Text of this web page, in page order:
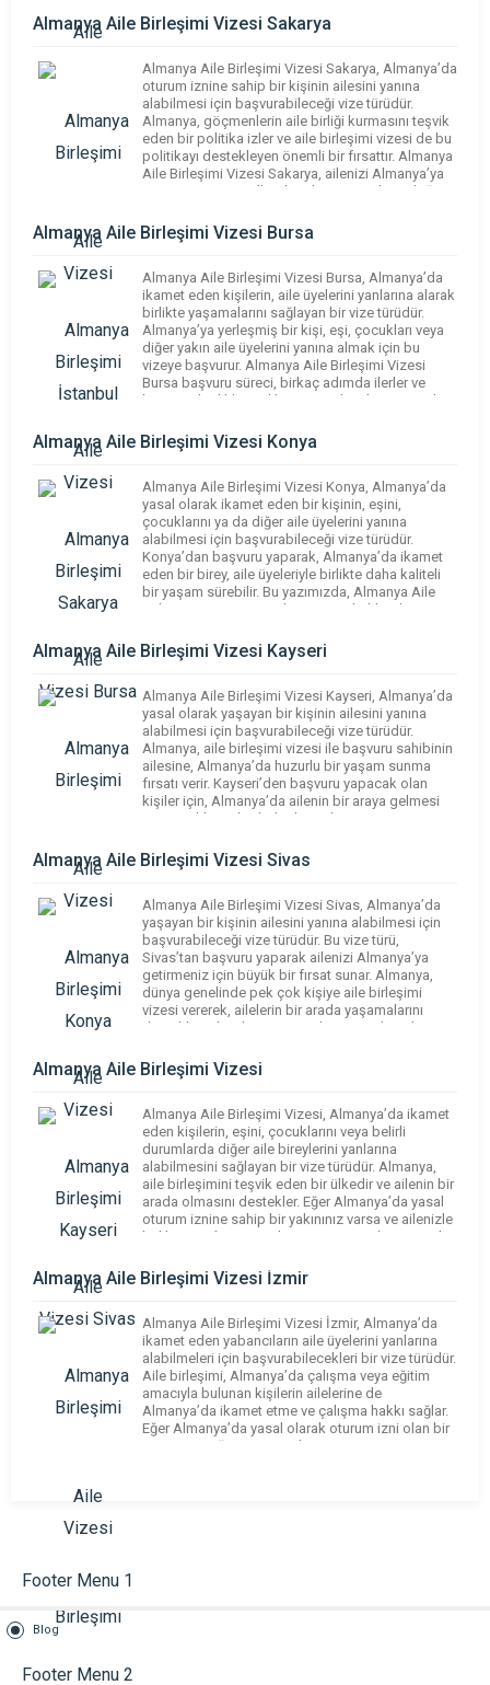
aracılığıyla yapılmaktadır. Aile […]
Almanya Aile Birleşimi Vizesi Sakarya
Almanya Aile Birleşimi Vizesi Sakarya, Almanya’da
oturum iznine sahip bir kişinin ailesini yanına
alabilmesi için başvurabileceği vize türüdür.
Almanya, göçmenlerin aile birliği kurmasını teşvik
eden bir politika izler ve aile birleşimi vizesi de bu
politikayı destekleyen önemli bir fırsattır. Almanya
Aile Birleşimi Vizesi Sakarya, ailenizi Almanya’ya
getirme sürecinin ilk adımıdır. Başvuruların doğru
Almanya Aile Birleşimi Vizesi Bursa
Almanya Aile Birleşimi Vizesi Bursa, Almanya’da
ikamet eden kişilerin, aile üyelerini yanlarına alarak
birlikte yaşamalarını sağlayan bir vize türüdür.
Almanya’ya yerleşmiş bir kişi, eşi, çocukları veya
diğer yakın aile üyelerini yanına almak için bu
vizeye başvurur. Almanya Aile Birleşimi Vizesi
Bursa başvuru süreci, birkaç adımda ilerler ve
başvuruda dikkat edilmesi gereken bazı önemli
Almanya Aile Birleşimi Vizesi Konya
Almanya Aile Birleşimi Vizesi Konya, Almanya’da
yasal olarak ikamet eden bir kişinin, eşini,
çocuklarını ya da diğer aile üyelerini yanına
alabilmesi için başvurabileceği vize türüdür.
Konya’dan başvuru yaparak, Almanya’da ikamet
eden bir birey, aile üyeleriyle birlikte daha kaliteli
bir yaşam sürebilir. Bu yazımızda, Almanya Aile
Birleşimi Vizesi Konya başvurusu hakkında
Almanya Aile Birleşimi Vizesi Kayseri
Almanya Aile Birleşimi Vizesi Kayseri, Almanya’da
yasal olarak yaşayan bir kişinin ailesini yanına
alabilmesi için başvurabileceği vize türüdür.
Almanya, aile birleşimi vizesi ile başvuru sahibinin
ailesine, Almanya’da huzurlu bir yaşam sunma
fırsatı verir. Kayseri’den başvuru yapacak olan
kişiler için, Almanya’da ailenin bir araya gelmesi
için gerekli şartlar, belgeler ve başvuru süreci
Almanya Aile Birleşimi Vizesi Sivas
Almanya Aile Birleşimi Vizesi Sivas, Almanya’da
yaşayan bir kişinin ailesini yanına alabilmesi için
başvurabileceği vize türüdür. Bu vize türü,
Sivas’tan başvuru yaparak ailenizi Almanya’ya
getirmeniz için büyük bir fırsat sunar. Almanya,
dünya genelinde pek çok kişiye aile birleşimi
vizesi vererek, ailelerin bir arada yaşamalarını
desteklemektedir. Bu yazı, Almanya Aile Birleşimi
Almanya Aile Birleşimi Vizesi
Almanya Aile Birleşimi Vizesi, Almanya’da ikamet
eden kişilerin, eşini, çocuklarını veya belirli
durumlarda diğer aile bireylerini yanlarına
alabilmesini sağlayan bir vize türüdür. Almanya,
aile birleşimini teşvik eden bir ülkedir ve ailenin bir
arada olmasını destekler. Eğer Almanya’da yasal
oturum iznine sahip bir yakınınız varsa ve ailenizle
birlikte orada yaşamak istiyorsanız, Almanya Aile
Almanya Aile Birleşimi Vizesi İzmir
Almanya Aile Birleşimi Vizesi İzmir, Almanya’da
ikamet eden yabancıların aile üyelerini yanlarına
alabilmeleri için başvurabilecekleri bir vize türüdür.
Aile birleşimi, Almanya’da çalışma veya eğitim
amacıyla bulunan kişilerin ailelerine de
Almanya’da ikamet etme ve çalışma hakkı sağlar.
Eğer Almanya’da yasal olarak oturum izni olan bir
eşiniz, çocuğunuz veya ebeveyniniz varsa,
Footer Menu 1
Blog
Footer Menu 2